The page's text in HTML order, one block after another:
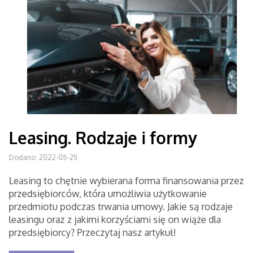
Leasing. Rodzaje i formy
Dodano: 2022-05-25
Leasing to chętnie wybierana forma finansowania przez
przedsiębiorców, która umożliwia użytkowanie
przedmiotu podczas trwania umowy. Jakie są rodzaje
leasingu oraz z jakimi korzyściami się on wiąże dla
przedsiębiorcy? Przeczytaj nasz artykuł!